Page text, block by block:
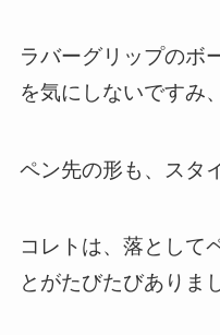
ラバーグリップのボ
を気にしないですみ
ペン先の形も、スタ
コレトは、落として
とがたびたびありま